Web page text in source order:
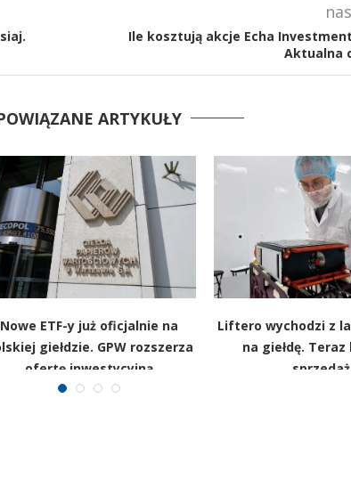
Ile kosztują akcje Echa
Aktualna
ARTYKUŁY
Nowe ETF-y już oficjalnie na
giełdzie. GPW rozszerza
ofertę inwestycyjną
Liftero wychodzi z
na giełdę. Teraz
sprzedaż